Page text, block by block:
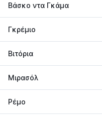
Βάσκο ντα Γκάμα
Γκρέμιο
Βιτόρια
Μιρασόλ
Ρέμο